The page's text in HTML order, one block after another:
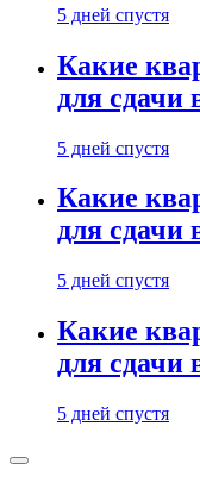
5 дней спустя
Какие
для сдачи
5 дней спустя
Какие
для сдачи
5 дней спустя
Какие
для сдачи
5 дней спустя